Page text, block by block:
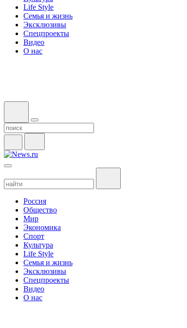
Life Style
Семья и жизнь
Эксклюзивы
Спецпроекты
Видео
О нас
Россия
Общество
Мир
Экономика
Спорт
Культура
Life Style
Семья и жизнь
Эксклюзивы
Спецпроекты
Видео
О нас